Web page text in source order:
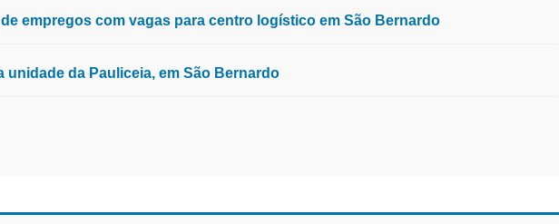
empregos com vagas para centro logístico em São Bernardo
unidade da Pauliceia, em São Bernardo